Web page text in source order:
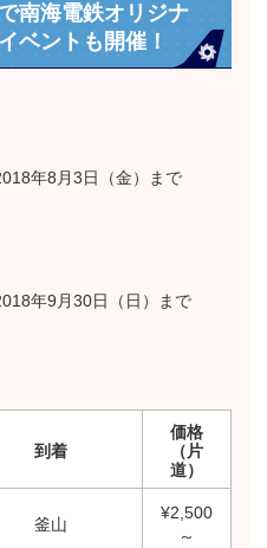
南海電鉄オリジナ
ベントも開催！
年8月3日（金）まで
年9月30日（日）まで
到着
価格
（片
道）
釜山
¥2,500
～